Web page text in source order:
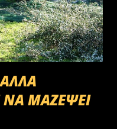
ΜΑΖΕΨΕΙ